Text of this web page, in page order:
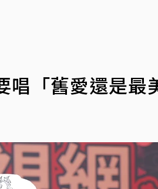
唱「舊愛還是最